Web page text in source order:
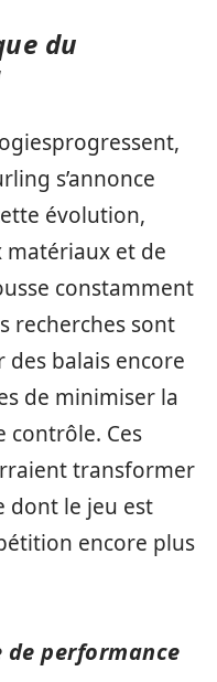
du
s’annonce
évolution,
matériaux et de
constamment
recherches sont
balais encore
de minimiser la
contrôle. Ces
transformer
dont le jeu est
encore plus
de performance